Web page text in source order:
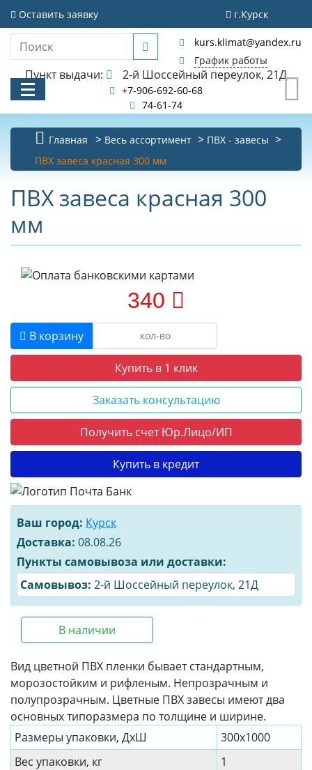
Оставить заявку г.Курск
kurs.klimat@yandex.ru
График работы
Пункт выдачи: 2-й Шоссейный переулок, 21Д
+7-906-692-60-68
74-61-74
КАТАЛОГ
АКЦИИ И РАСПРОДАЖИ
БИБЛИОТЕКА
НОВОСТИ
О КОМПАНИИ
ДОСТАВКА
ОПЛАТА
Главная Весь ассортимент
ПВХ - завесы
ПВХ завеса красная 300 мм
ПВХ завеса красная 300
мм
340
В корзину
Купить в 1 клик
Заказать консультацию
Получить счет Юр.Лицо/ИП
Купить в кредит
Ваш город: Курск
Доставка: 08.08.26
Пункты самовывоза или доставки:
Cамовывоз: 2-й Шоссейный переулок, 21Д
В наличии
Вид цветной ПВХ пленки бывает стандартным,
морозостойким и рифленым. Непрозрачным и
полупрозрачным. Цветные ПВХ завесы имеют два
основных типоразмера по толщине и ширине.
Размеры упаковки, ДxШ
300х1000
Вес упаковки, кг
1